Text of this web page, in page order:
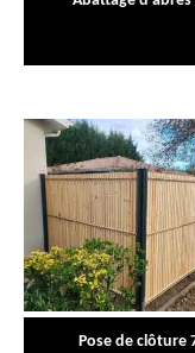
Pose de clôture